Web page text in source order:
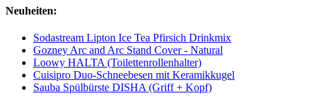
Neuheiten:
Sodastream Lipton Ice Tea Pfirsich Drinkmix
Gozney Arc and Arc Stand Cover - Natural
Loowy HALTA (Toilettenrollenhalter)
Cuisipro Duo-Schneebesen mit Keramikkugel
Sauba Spülbürste DISHA (Griff + Kopf)